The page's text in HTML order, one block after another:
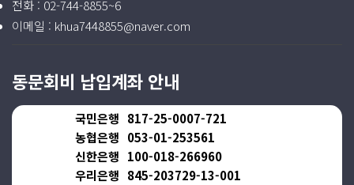
전화 : 02-744-8855~6
이메일 : khua7448855@naver.com
동문회비 납입계좌 안내
국민은행 817-25-0007-721
농협은행 053-01-253561
신한은행 100-018-266960
우리은행 845-203729-13-001